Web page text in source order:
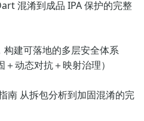
混淆到成品 IPA 保护的完整
建可落地的多层安全体系
＋动态对抗＋映射治理）
南 从拆包分析到加固混淆的完